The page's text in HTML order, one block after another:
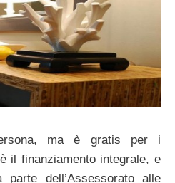
ma è gratis per i
il finanziamento integrale, e
dell’Assessorato alle